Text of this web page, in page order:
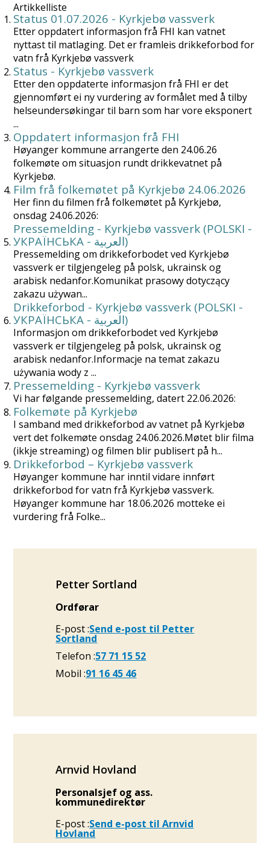
Artikkelliste
Status 01.07.2026 - Kyrkjebø vassverk
Etter oppdatert informasjon frå FHI kan vatnet
nyttast til matlaging. Det er framleis drikkeforbod for
vatn frå Kyrkjebø vassverk
Status - Kyrkjebø vassverk
Etter den oppdaterte informasjon frå FHI er det
gjennomført ei ny vurdering av formålet med å tilby
helseundersøkingar til barn som har vore eksponert
...
Oppdatert informasjon frå FHI
Høyanger kommune arrangerte den 24.06.26
folkemøte om situasjon rundt drikkevatnet på
Kyrkjebø.
Film frå folkemøtet på Kyrkjebø 24.06.2026
Her finn du filmen frå folkemøtet på Kyrkjebø,
onsdag 24.06.2026:
Pressemelding - Kyrkjebø vassverk (POLSKI -
УКРАЇНСЬКА - العربية)
Pressemelding om drikkeforbodet ved Kyrkjebø
vassverk er tilgjengeleg på polsk, ukrainsk og
arabisk nedanfor.Komunikat prasowy dotyczący
zakazu używan...
Drikkeforbod - Kyrkjebø vassverk (POLSKI -
УКРАЇНСЬКА - العربية)
Informasjon om drikkeforbodet ved Kyrkjebø
vassverk er tilgjengeleg på polsk, ukrainsk og
arabisk nedanfor.Informacje na temat zakazu
używania wody z ...
Pressemelding - Kyrkjebø vassverk
Vi har følgande pressemelding, datert 22.06.2026:
Folkemøte på Kyrkjebø
I samband med drikkeforbod av vatnet på Kyrkjebø
vert det folkemøte onsdag 24.06.2026.Møtet blir filma
(ikkje streaming) og filmen blir publisert på h...
Drikkeforbod – Kyrkjebø vassverk
Høyanger kommune har inntil vidare innført
drikkeforbod for vatn frå Kyrkjebø vassverk.
Høyanger kommune har 18.06.2026 motteke ei
vurdering frå Folke...
Petter Sortland
Ordførar
E-postSend e-post til Petter
Sortland
Telefon57 71 15 52
Mobil91 16 45 46
Arnvid Hovland
Personalsjef og ass.
kommunedirektør
E-postSend e-post til Arnvid
Hovland